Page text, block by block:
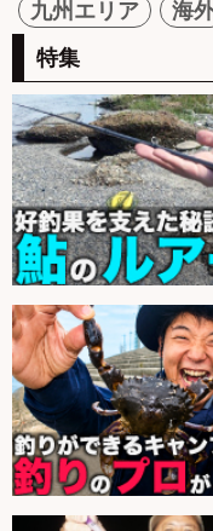
九州エリア
海
特集